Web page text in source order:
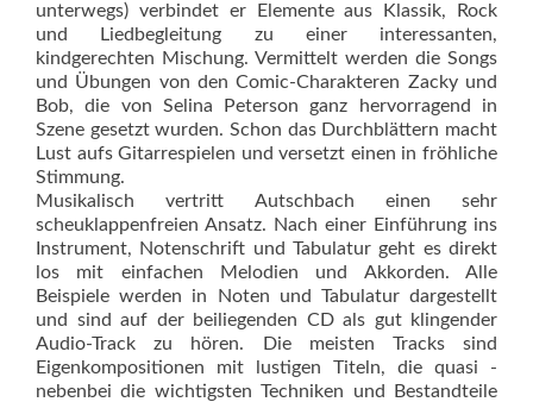
unterwegs) verbindet er Elemente aus Klassik, Rock
und Liedbegleitung zu einer interessanten,
kindgerechten Mischung. Vermittelt werden die Songs
und Übungen von den Comic-Charakteren Zacky und
Bob, die von Selina Peterson ganz hervorragend in
Szene gesetzt wurden. Schon das Durchblättern macht
Lust aufs Gitarrespielen und versetzt einen in fröhliche
Stimmung.
Musikalisch vertritt Autschbach einen sehr
scheuklappenfreien Ansatz. Nach einer Einführung ins
Instrument, Notenschrift und Tabulatur geht es direkt
los mit einfachen Melodien und Akkorden. Alle
Beispiele werden in Noten und Tabulatur dargestellt
und sind auf der beiliegenden CD als gut klingender
Audio-Track zu hören. Die meisten Tracks sind
Eigenkompositionen mit lustigen Titeln, die quasi ­
nebenbei die wichtigsten Techniken und Bestandteile